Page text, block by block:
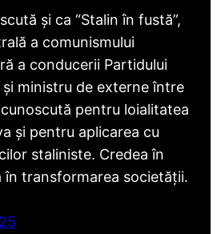
și ca “Stalin în fustă”,
a comunismului
a conducerii Partidului
ministru de externe între
pentru loialitatea
și pentru aplicarea cu
staliniste. Credea în
în transformarea societății.